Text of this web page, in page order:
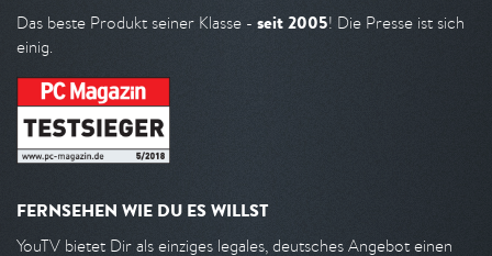
Das beste Produkt seiner Klasse - seit 2005! Die Presse ist sich
einig.
FERNSEHEN WIE DU ES WILLST
YouTV bietet Dir als einziges legales, deutsches Angebot einen